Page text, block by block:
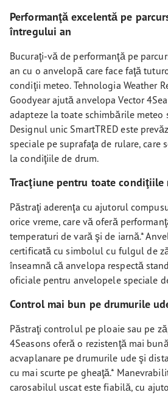
Performanţă excelentă pe
întregului an
Bucuraţi-vă de performanţă pe
an cu o anvelopă care face faţă
condiţii meteo. Tehnologia Weather
Goodyear ajută anvelopa Vector
adapteze la toate schimbările meteo
Designul unic SmartTRED este
speciale pe suprafaţa de rulare, care
la condiţiile de drum.
Tracţiune pentru toate condiţiile
Păstraţi aderenţa cu ajutorul
orice vreme, care vă oferă
temperaturi de vară şi de iarnă.*
certificată cu simbolul cu fulgul de
înseamnă că anvelopa respectă
oficiale pentru anvelopele speciale
Control mai bun pe drumurile
Păstraţi controlul pe ploaie sau pe
4Seasons oferă o rezistenţă mai
acvaplanare pe drumurile ude şi
cu mai scurte pe gheaţă.*
carosabilul uscat este fiabilă, cu